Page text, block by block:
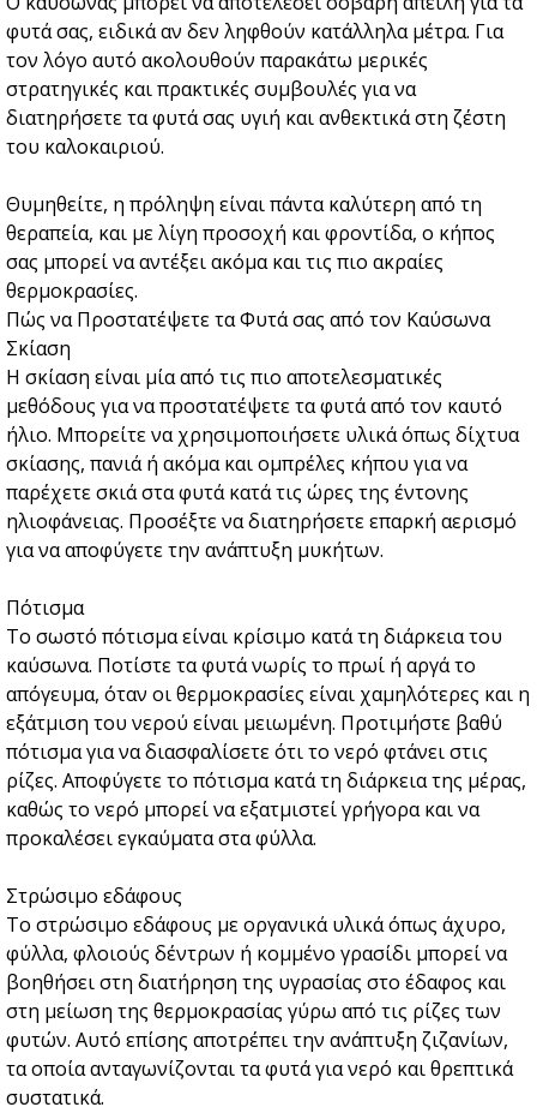
φυτά σας, ειδικά αν δεν ληφθούν κατάλληλα μέτρα. Για
τον λόγο αυτό ακολουθούν παρακάτω μερικές
στρατηγικές και πρακτικές συμβουλές για να
διατηρήσετε τα φυτά σας υγιή και ανθεκτικά στη ζέστη
του καλοκαιριού.
Θυμηθείτε, η πρόληψη είναι πάντα καλύτερη από τη
θεραπεία, και με λίγη προσοχή και φροντίδα, ο κήπος
σας μπορεί να αντέξει ακόμα και τις πιο ακραίες
θερμοκρασίες.
Πώς να Προστατέψετε τα Φυτά σας από τον Καύσωνα
Σκίαση
Η σκίαση είναι μία από τις πιο αποτελεσματικές
μεθόδους για να προστατέψετε τα φυτά από τον καυτό
ήλιο. Μπορείτε να χρησιμοποιήσετε υλικά όπως δίχτυα
σκίασης, πανιά ή ακόμα και ομπρέλες κήπου για να
παρέχετε σκιά στα φυτά κατά τις ώρες της έντονης
ηλιοφάνειας. Προσέξτε να διατηρήσετε επαρκή αερισμό
για να αποφύγετε την ανάπτυξη μυκήτων.
Πότισμα
Το σωστό πότισμα είναι κρίσιμο κατά τη διάρκεια του
καύσωνα. Ποτίστε τα φυτά νωρίς το πρωί ή αργά το
απόγευμα, όταν οι θερμοκρασίες είναι χαμηλότερες και η
εξάτμιση του νερού είναι μειωμένη. Προτιμήστε βαθύ
πότισμα για να διασφαλίσετε ότι το νερό φτάνει στις
ρίζες. Αποφύγετε το πότισμα κατά τη διάρκεια της μέρας,
καθώς το νερό μπορεί να εξατμιστεί γρήγορα και να
προκαλέσει εγκαύματα στα φύλλα.
Στρώσιμο εδάφους
Το στρώσιμο εδάφους με οργανικά υλικά όπως άχυρο,
φύλλα, φλοιούς δέντρων ή κομμένο γρασίδι μπορεί να
βοηθήσει στη διατήρηση της υγρασίας στο έδαφος και
στη μείωση της θερμοκρασίας γύρω από τις ρίζες των
φυτών. Αυτό επίσης αποτρέπει την ανάπτυξη ζιζανίων,
τα οποία ανταγωνίζονται τα φυτά για νερό και θρεπτικά
συστατικά.